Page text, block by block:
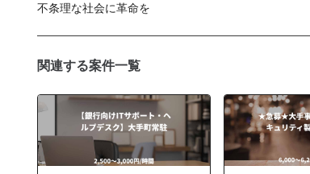
不条理な社会に革命を
関連する案件一覧